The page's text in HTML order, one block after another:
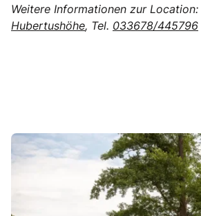
Weitere Informationen zur Location:
Hubertushöhe, Tel. 033678/445796